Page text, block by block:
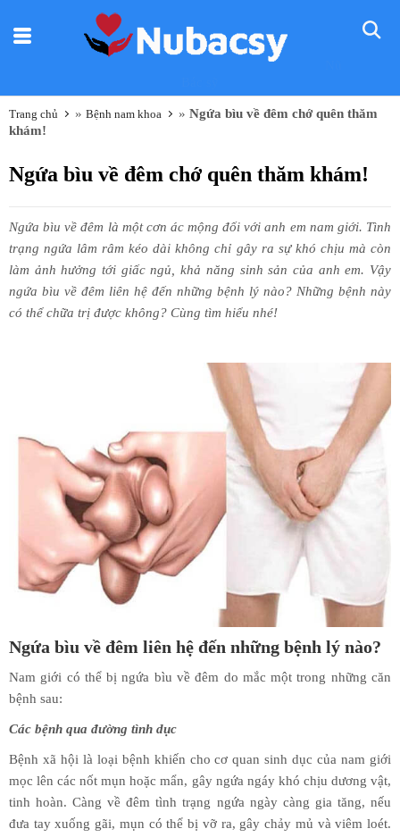
Trang chủ » Bệnh nam khoa » Ngứa bìu về đêm chớ quên thăm
khám!
Ngứa bìu về đêm chớ quên thăm khám!
Ngứa bìu về đêm là một cơn ác mộng đối với anh em nam giới. Tình
trạng ngứa lâm râm kéo dài không chỉ gây ra sự khó chịu mà còn
làm ảnh hưởng tới giấc ngủ, khả năng sinh sản của anh em. Vậy
ngứa bìu về đêm liên hệ đến những bệnh lý nào? Những bệnh này
có thể chữa trị được không? Cùng tìm hiểu nhé!
Ngứa bìu về đêm liên hệ đến những bệnh lý nào?
Nam giới có thể bị ngứa bìu về đêm do mắc một trong những căn
bệnh sau:
Các bệnh qua đường tình dục
Bệnh xã hội là loại bệnh khiến cho cơ quan sinh dục của nam giới
mọc lên các nốt mụn hoặc mẩn, gây ngứa ngáy khó chịu dương vật,
tinh hoàn. Càng về đêm tình trạng ngứa ngày càng gia tăng, nếu
đưa tay xuống gãi, mụn có thể bị vỡ ra, gây chảy mủ và viêm loét.